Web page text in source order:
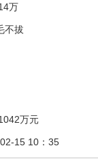
万
不拔
万元
15 10：35